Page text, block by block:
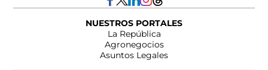
NUESTROS PORTALES
La República
Agronegocios
Asuntos Legales